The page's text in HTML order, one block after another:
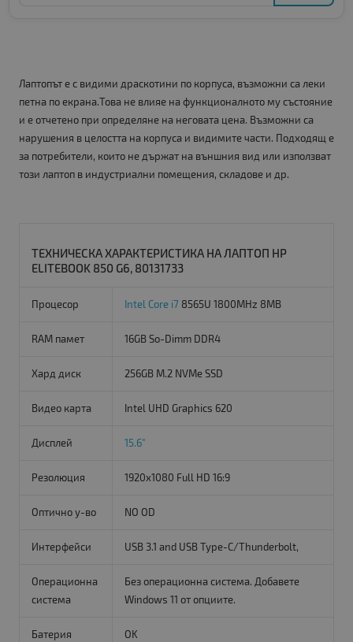
Лаптопът е с видими драскотини по корпуса, възможни са леки
петна по екрана.Това не влияе на функционалното му състояние
и е отчетено при определяне на неговата цена. Възможни са
нарушения в целостта на корпуса и видимите части. Подходящ е
за потребители, които не държат на външния вид или използват
този лаптоп в индустриални помещения, складове и др.
ТЕХНИЧЕСКА ХАРАКТЕРИСТИКА НА ЛАПТОП HP
ELITEBOOK 850 G6, 80131733
Процесор Intel Core i7 8565U 1800MHz 8MB
RAM памет 16GB So-Dimm DDR4
Хард диск 256GB M.2 NVMe SSD
Видео карта Intel UHD Graphics 620
Дисплей 15.6"
Резолюция 1920x1080 Full HD 16:9
Оптично у-во NO OD
Интерфейси USB 3.1 and USB Type-C/Thunderbolt,
Операционна
система
Без операционна система. Добавете
Windows 11 от опциите.
Батерия
OK